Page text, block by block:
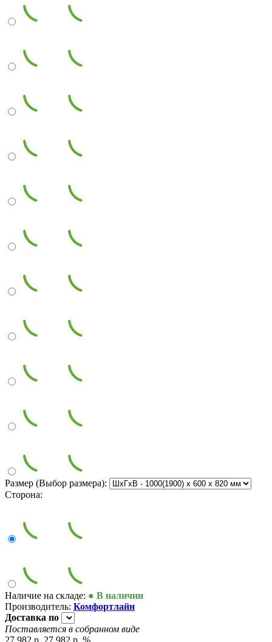
Размер (Выбор размера):
Сторона:
Наличие на складе: ● В наличии
Производитель: Комфортлайн
Доставка по
Поставляется в собранном виде